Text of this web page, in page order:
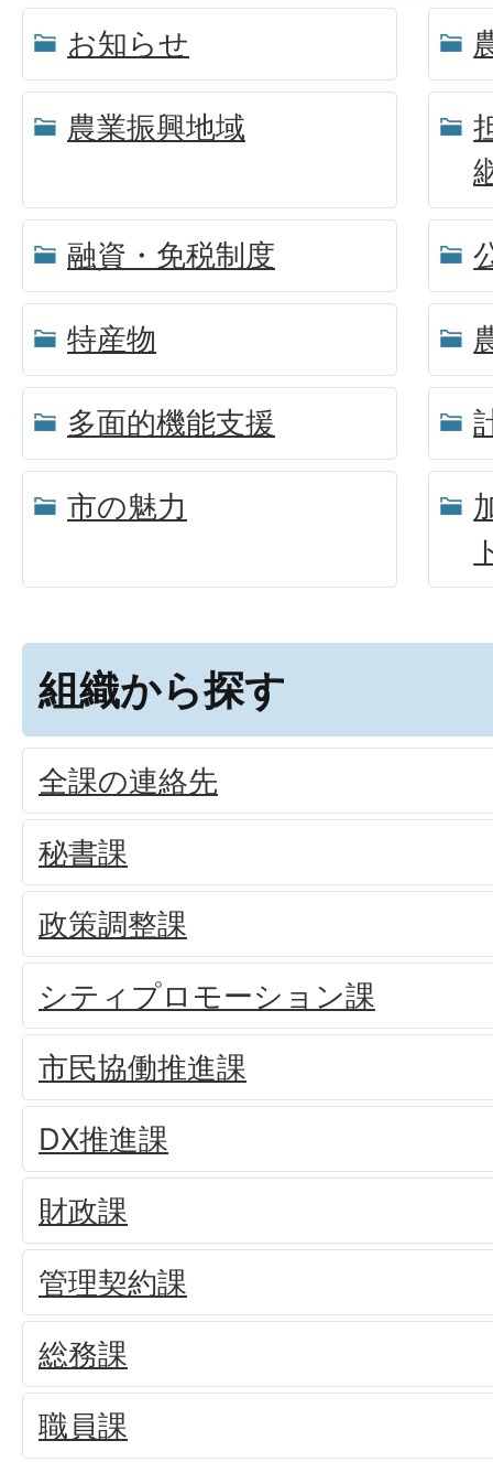
お知らせ
農業振興地域
融資・免税制度
特産物
多面的機能支援
市の魅力
組織から探す
全課の連絡先
秘書課
政策調整課
シティプロモーション課
市民協働推進課
DX推進課
財政課
管理契約課
総務課
職員課